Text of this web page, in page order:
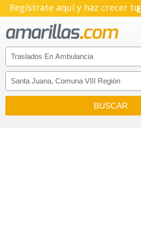
Regístrate aquí y haz crecer tu